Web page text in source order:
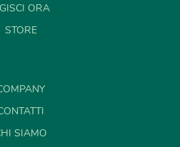
ORA
STORE
SIAMO